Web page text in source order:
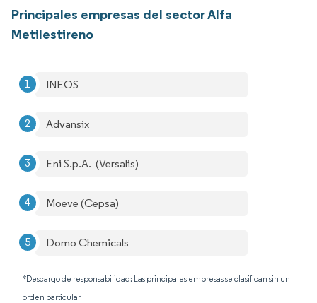
Principales empresas del sector Alfa
Metilestireno
INEOS
Advansix
Eni S.p.A. (Versalis)
Moeve (Cepsa)
Domo Chemicals
*Descargo de responsabilidad: Las principales empresas se clasifican sin un
orden particular